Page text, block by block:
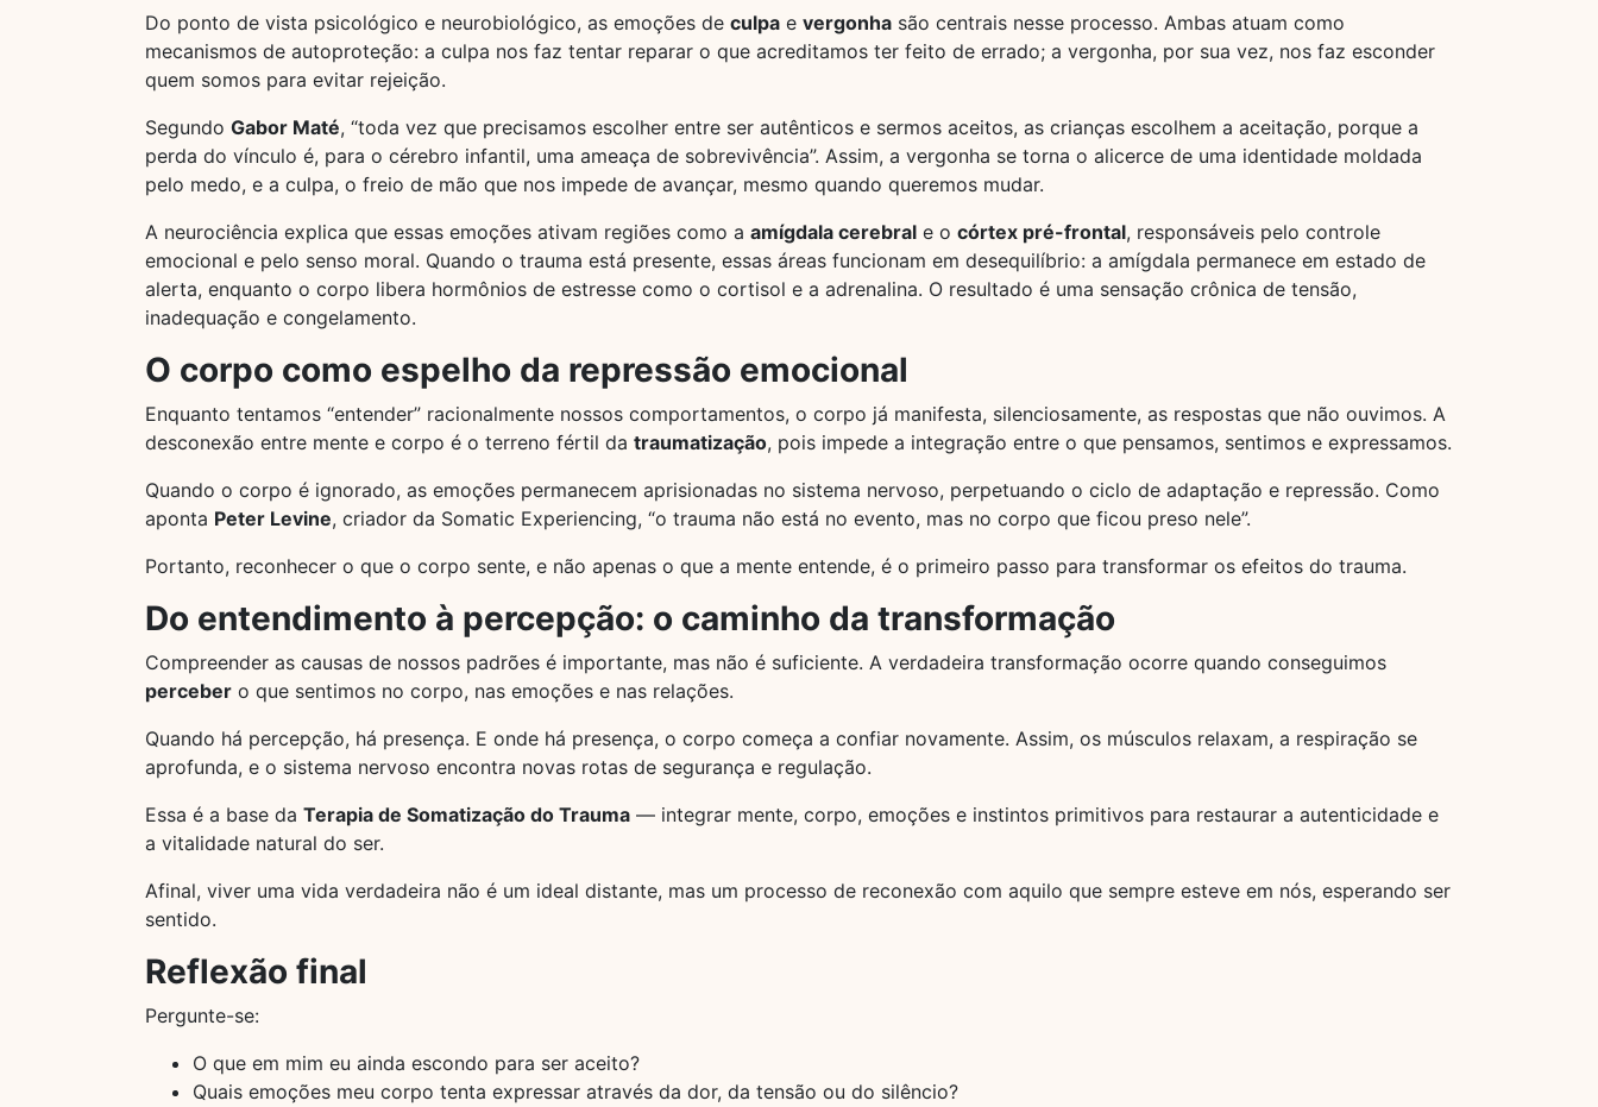
Do ponto de vista psicológico e neurobiológico, as emoções de culpa e vergonha são centrais nesse processo. Ambas atuam como
mecanismos de autoproteção: a culpa nos faz tentar reparar o que acreditamos ter feito de errado; a vergonha, por sua vez, nos faz esconder
quem somos para evitar rejeição.
Segundo Gabor Maté, “toda vez que precisamos escolher entre ser autênticos e sermos aceitos, as crianças escolhem a aceitação, porque a
perda do vínculo é, para o cérebro infantil, uma ameaça de sobrevivência”. Assim, a vergonha se torna o alicerce de uma identidade moldada
pelo medo, e a culpa, o freio de mão que nos impede de avançar, mesmo quando queremos mudar.
A neurociência explica que essas emoções ativam regiões como a amígdala cerebral e o córtex pré-frontal, responsáveis pelo controle
emocional e pelo senso moral. Quando o trauma está presente, essas áreas funcionam em desequilíbrio: a amígdala permanece em estado de
alerta, enquanto o corpo libera hormônios de estresse como o cortisol e a adrenalina. O resultado é uma sensação crônica de tensão,
inadequação e congelamento.
O corpo como espelho da repressão emocional
Enquanto tentamos “entender” racionalmente nossos comportamentos, o corpo já manifesta, silenciosamente, as respostas que não ouvimos. A
desconexão entre mente e corpo é o terreno fértil da traumatização, pois impede a integração entre o que pensamos, sentimos e expressamos.
Quando o corpo é ignorado, as emoções permanecem aprisionadas no sistema nervoso, perpetuando o ciclo de adaptação e repressão. Como
aponta Peter Levine, criador da Somatic Experiencing, “o trauma não está no evento, mas no corpo que ficou preso nele”.
Portanto, reconhecer o que o corpo sente, e não apenas o que a mente entende, é o primeiro passo para transformar os efeitos do trauma.
Do entendimento à percepção: o caminho da transformação
Compreender as causas de nossos padrões é importante, mas não é suficiente. A verdadeira transformação ocorre quando conseguimos
perceber o que sentimos no corpo, nas emoções e nas relações.
Quando há percepção, há presença. E onde há presença, o corpo começa a confiar novamente. Assim, os músculos relaxam, a respiração se
aprofunda, e o sistema nervoso encontra novas rotas de segurança e regulação.
Essa é a base da Terapia de Somatização do Trauma — integrar mente, corpo, emoções e instintos primitivos para restaurar a autenticidade e
a vitalidade natural do ser.
Afinal, viver uma vida verdadeira não é um ideal distante, mas um processo de reconexão com aquilo que sempre esteve em nós, esperando ser
sentido.
Reflexão final
Pergunte-se:
O que em mim eu ainda escondo para ser aceito?
Quais emoções meu corpo tenta expressar através da dor, da tensão ou do silêncio?